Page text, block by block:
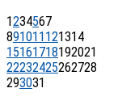
1234567
891011 121314
15161718192021
22232425262728
293031